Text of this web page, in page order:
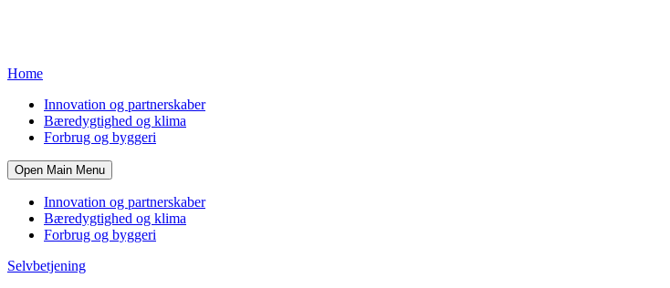
Home
Innovation og partnerskaber
Bæredygtighed og klima
Forbrug og byggeri
Open Main Menu
Innovation og partnerskaber
Bæredygtighed og klima
Forbrug og byggeri
Selvbetjening